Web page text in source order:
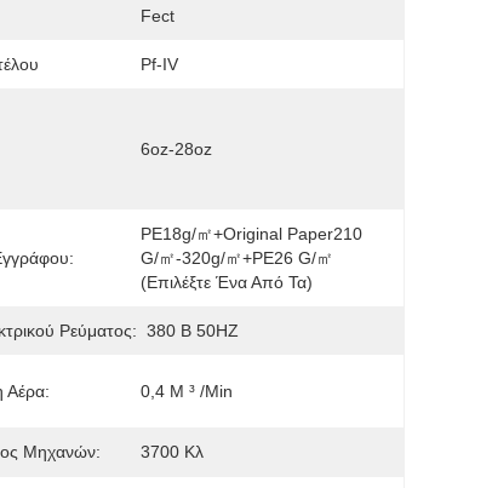
Fect
Pf-IV
6oz-28oz
PE18g/㎡+Original Paper210
G/㎡-320g/㎡+PE26 G/㎡
(επιλέξτε Ένα Από Τα)
Ρεύματος: 380 Β 50HZ
Αέρα: 0,4 Μ ³ /min
Μηχανών: 3700 Κλ